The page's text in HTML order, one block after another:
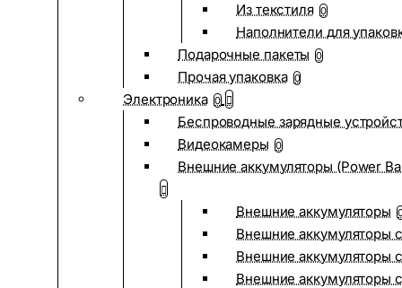
Из текстиля 0
Наполнители для
Подарочные пакеты 0
Прочая упаковка 0
Электроника 0
Беспроводные зарядные
Видеокамеры 0
Внешние аккумуляторы (Power
Внешние аккумуляторы
Внешние аккумуляторы
Внешние аккумуляторы
Внешние аккумуляторы